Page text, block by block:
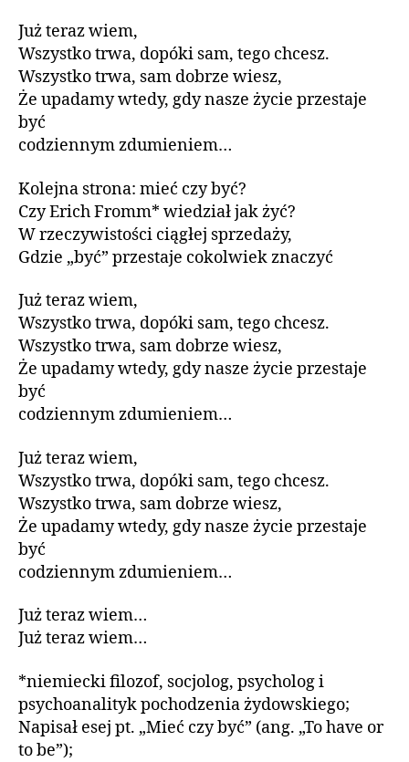
Już teraz wiem,
Wszystko trwa, dopóki sam, tego chcesz.
Wszystko trwa, sam dobrze wiesz,
Że upadamy wtedy, gdy nasze życie przestaje
być
codziennym zdumieniem…
Kolejna strona: mieć czy być?
Czy Erich Fromm* wiedział jak żyć?
W rzeczywistości ciągłej sprzedaży,
Gdzie „być” przestaje cokolwiek znaczyć
Już teraz wiem,
Wszystko trwa, dopóki sam, tego chcesz.
Wszystko trwa, sam dobrze wiesz,
Że upadamy wtedy, gdy nasze życie przestaje
być
codziennym zdumieniem…
Już teraz wiem,
Wszystko trwa, dopóki sam, tego chcesz.
Wszystko trwa, sam dobrze wiesz,
Że upadamy wtedy, gdy nasze życie przestaje
być
codziennym zdumieniem…
Już teraz wiem…
Już teraz wiem…
*niemiecki filozof, socjolog, psycholog i
psychoanalityk pochodzenia żydowskiego;
Napisał esej pt. „Mieć czy być” (ang. „To have or
to be”);